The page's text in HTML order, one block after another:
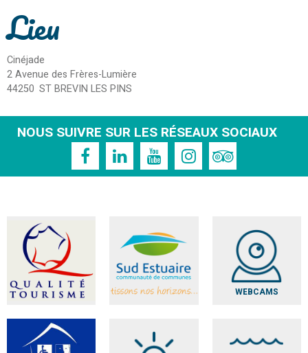
Lieu
Cinéjade
2 Avenue des Frères-Lumière
44250 ST BREVIN LES PINS
NOUS SUIVRE SUR LES RÉSEAUX SOCIAUX
WEBCAMS